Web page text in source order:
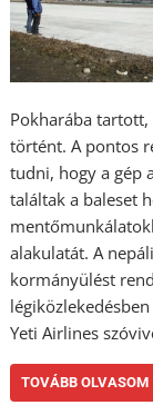
Pokharába
történt. A pontos
tudni, hogy a gép
találtak a baleset
alakulatát. A
kormányülést
Yeti Airlines
TOVÁBB OLVASOM